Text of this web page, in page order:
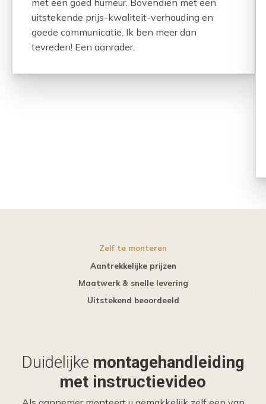
uitstekende prijs-kwaliteit-verhouding en
goede communicatie. Ik ben meer dan
tevreden! Een aanrader.
Zelf te monteren
Aantrekkelijke prijzen
Maatwerk & snelle levering
Uitstekend beoordeeld
Duidelijke montagehandleiding
met instructievideo